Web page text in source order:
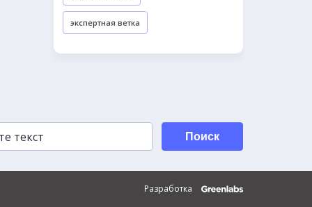
экспертная ветка
Поиск
Разработка